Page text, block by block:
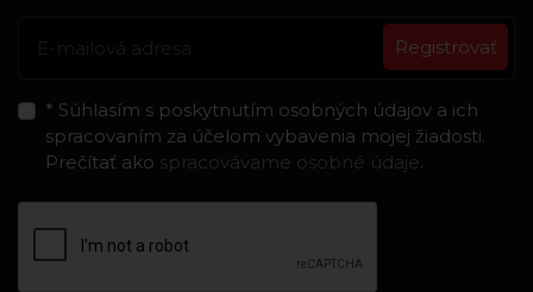
Registrovať
* Súhlasím s poskytnutím osobných údajov a ich
spracovaním za účelom vybavenia mojej žiadosti.
Prečítať ako spracovávame osobné údaje.